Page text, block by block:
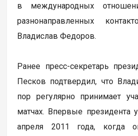
в международных
разнонаправленных
Владислав Федоров.
Ранее пресс-секретарь
Песков подтвердил, что
пор регулярно принимает
матчах. Впервые президента
апреля 2011 года, когда